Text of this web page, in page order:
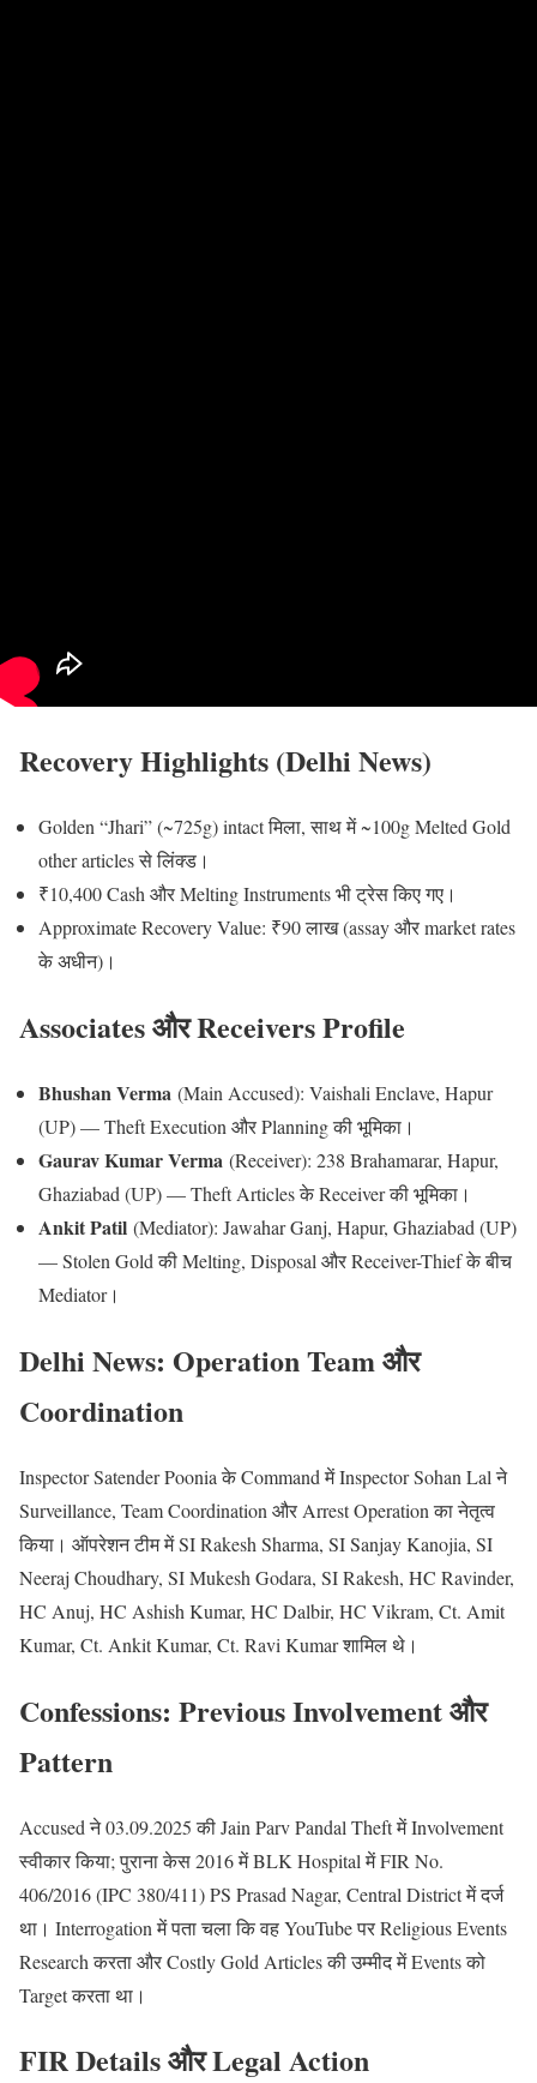
Recovery Highlights (Delhi News)
Golden “Jhari” (~725g) intact मिला, साथ में ~100g Melted Gold
other articles से लिंक्ड।
₹10,400 Cash और Melting Instruments भी ट्रेस किए गए।
Approximate Recovery Value: ₹90 लाख (assay और market rates
के अधीन)।
Associates और Receivers Profile
Bhushan Verma (Main Accused): Vaishali Enclave, Hapur
(UP) — Theft Execution और Planning की भूमिका।
Gaurav Kumar Verma (Receiver): 238 Brahamarar, Hapur,
Ghaziabad (UP) — Theft Articles के Receiver की भूमिका।
Ankit Patil (Mediator): Jawahar Ganj, Hapur, Ghaziabad (UP)
— Stolen Gold की Melting, Disposal और Receiver-Thief के बीच
Mediator।
Delhi News: Operation Team और
Coordination
Inspector Satender Poonia के Command में Inspector Sohan Lal ने
Surveillance, Team Coordination और Arrest Operation का नेतृत्व
किया। ऑपरेशन टीम में SI Rakesh Sharma, SI Sanjay Kanojia, SI
Neeraj Choudhary, SI Mukesh Godara, SI Rakesh, HC Ravinder,
HC Anuj, HC Ashish Kumar, HC Dalbir, HC Vikram, Ct. Amit
Kumar, Ct. Ankit Kumar, Ct. Ravi Kumar शामिल थे।
Confessions: Previous Involvement और
Pattern
Accused ने 03.09.2025 की Jain Parv Pandal Theft में Involvement
स्वीकार किया; पुराना केस 2016 में BLK Hospital में FIR No.
406/2016 (IPC 380/411) PS Prasad Nagar, Central District में दर्ज
था। Interrogation में पता चला कि वह YouTube पर Religious Events
Research करता और Costly Gold Articles की उम्मीद में Events को
Target करता था।
FIR Details और Legal Action